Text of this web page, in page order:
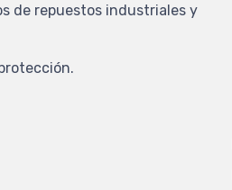
de repuestos industriales y